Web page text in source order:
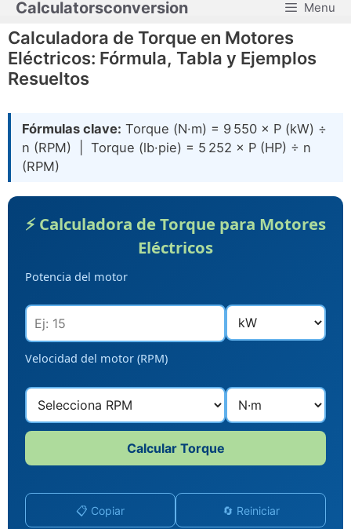
Saltar
contenido
Calculatorsconversion Menu
Calculadora de Torque en Motores
Eléctricos: Fórmula, Tabla y Ejemplos
Resueltos
Fórmulas clave: Torque (N·m) = 9 550 × P (kW) ÷
n (RPM) | Torque (lb·pie) = 5 252 × P (HP) ÷ n
(RPM)
⚡ Calculadora de Torque para Motores
Eléctricos
Potencia del motor
Velocidad del motor (RPM)
Calcular Torque
📋 Copiar 🔄 Reiniciar